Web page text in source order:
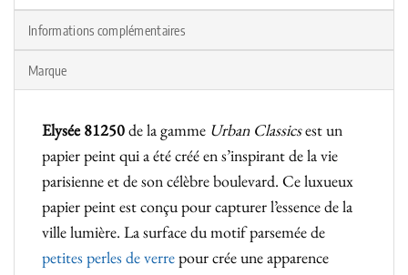
Informations complémentaires
Marque
Elysée 81250de la gamme Urban Classicsest un
papier peint qui a été créé en s’inspirant de la vie
parisienne et de son célèbre boulevard. Ce luxueux
papier peint est conçu pour capturer l’essence de la
ville lumière. La surface du motif parsemée de
petites perles de verrepour crée une apparence